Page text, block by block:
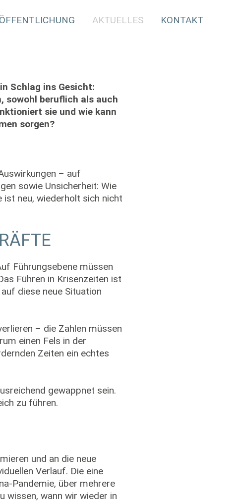
AKTUELLES KONTAKT
Schlag ins Gesicht:
sowohl beruflich als auch
sie und wie kann
sorgen?
– auf
sowie Unsicherheit: Wie
ist neu, wiederholt sich nicht
Führungsebene müssen
Führen in Krisenzeiten ist
diese neue Situation
– die Zahlen müssen
einen Fels in der
Zeiten ein echtes
gewappnet sein.
zu führen.
und an die neue
Verlauf. Die eine
Pandemie, über mehrere
wissen, wann wir wieder in